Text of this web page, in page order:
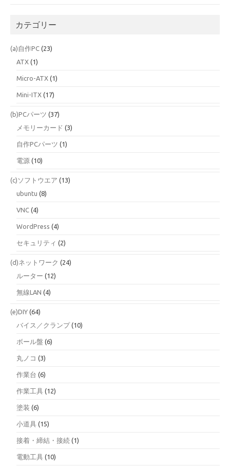
カテゴリー
(a)自作PC (23)
ATX (1)
Micro-ATX (1)
Mini-ITX (17)
(b)PCパーツ (37)
メモリーカード (3)
自作PCパーツ (1)
電源 (10)
(c)ソフトウエア (13)
ubuntu (8)
VNC (4)
WordPress (4)
セキュリティ (2)
(d)ネットワーク (24)
ルーター (12)
無線LAN (4)
(e)DIY (64)
バイス／クランプ(10)
ボール盤 (6)
丸ノコ (3)
作業台 (6)
作業工具 (12)
塗装 (6)
小道具 (15)
接着・締結・接続 (1)
電動工具 (10)